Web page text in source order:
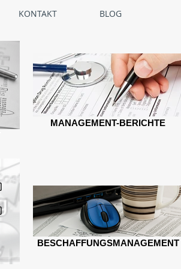
KONTAKT BLOG
MANAGEMENT-BERICHTE
BESCHAFFUNGSMANAGEMENT